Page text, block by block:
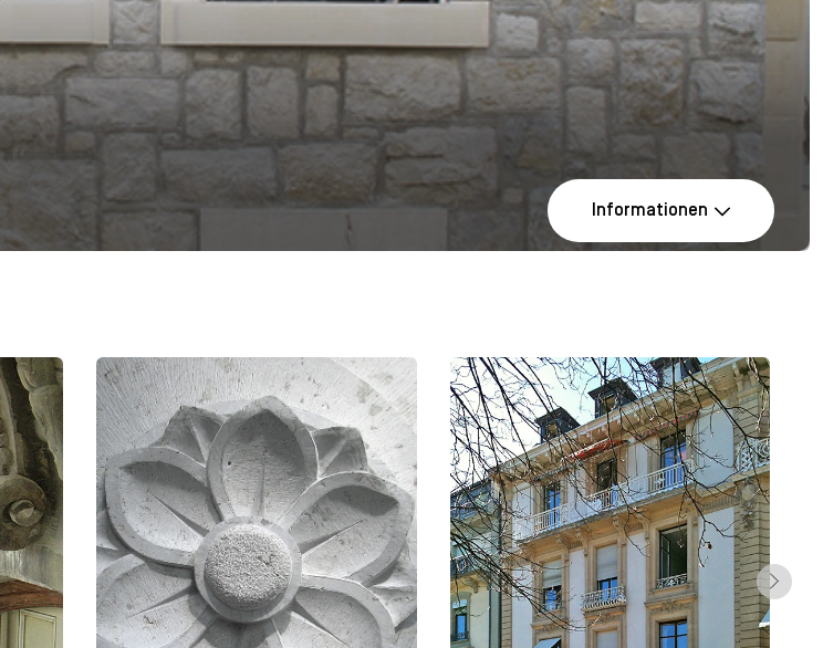
Informationen